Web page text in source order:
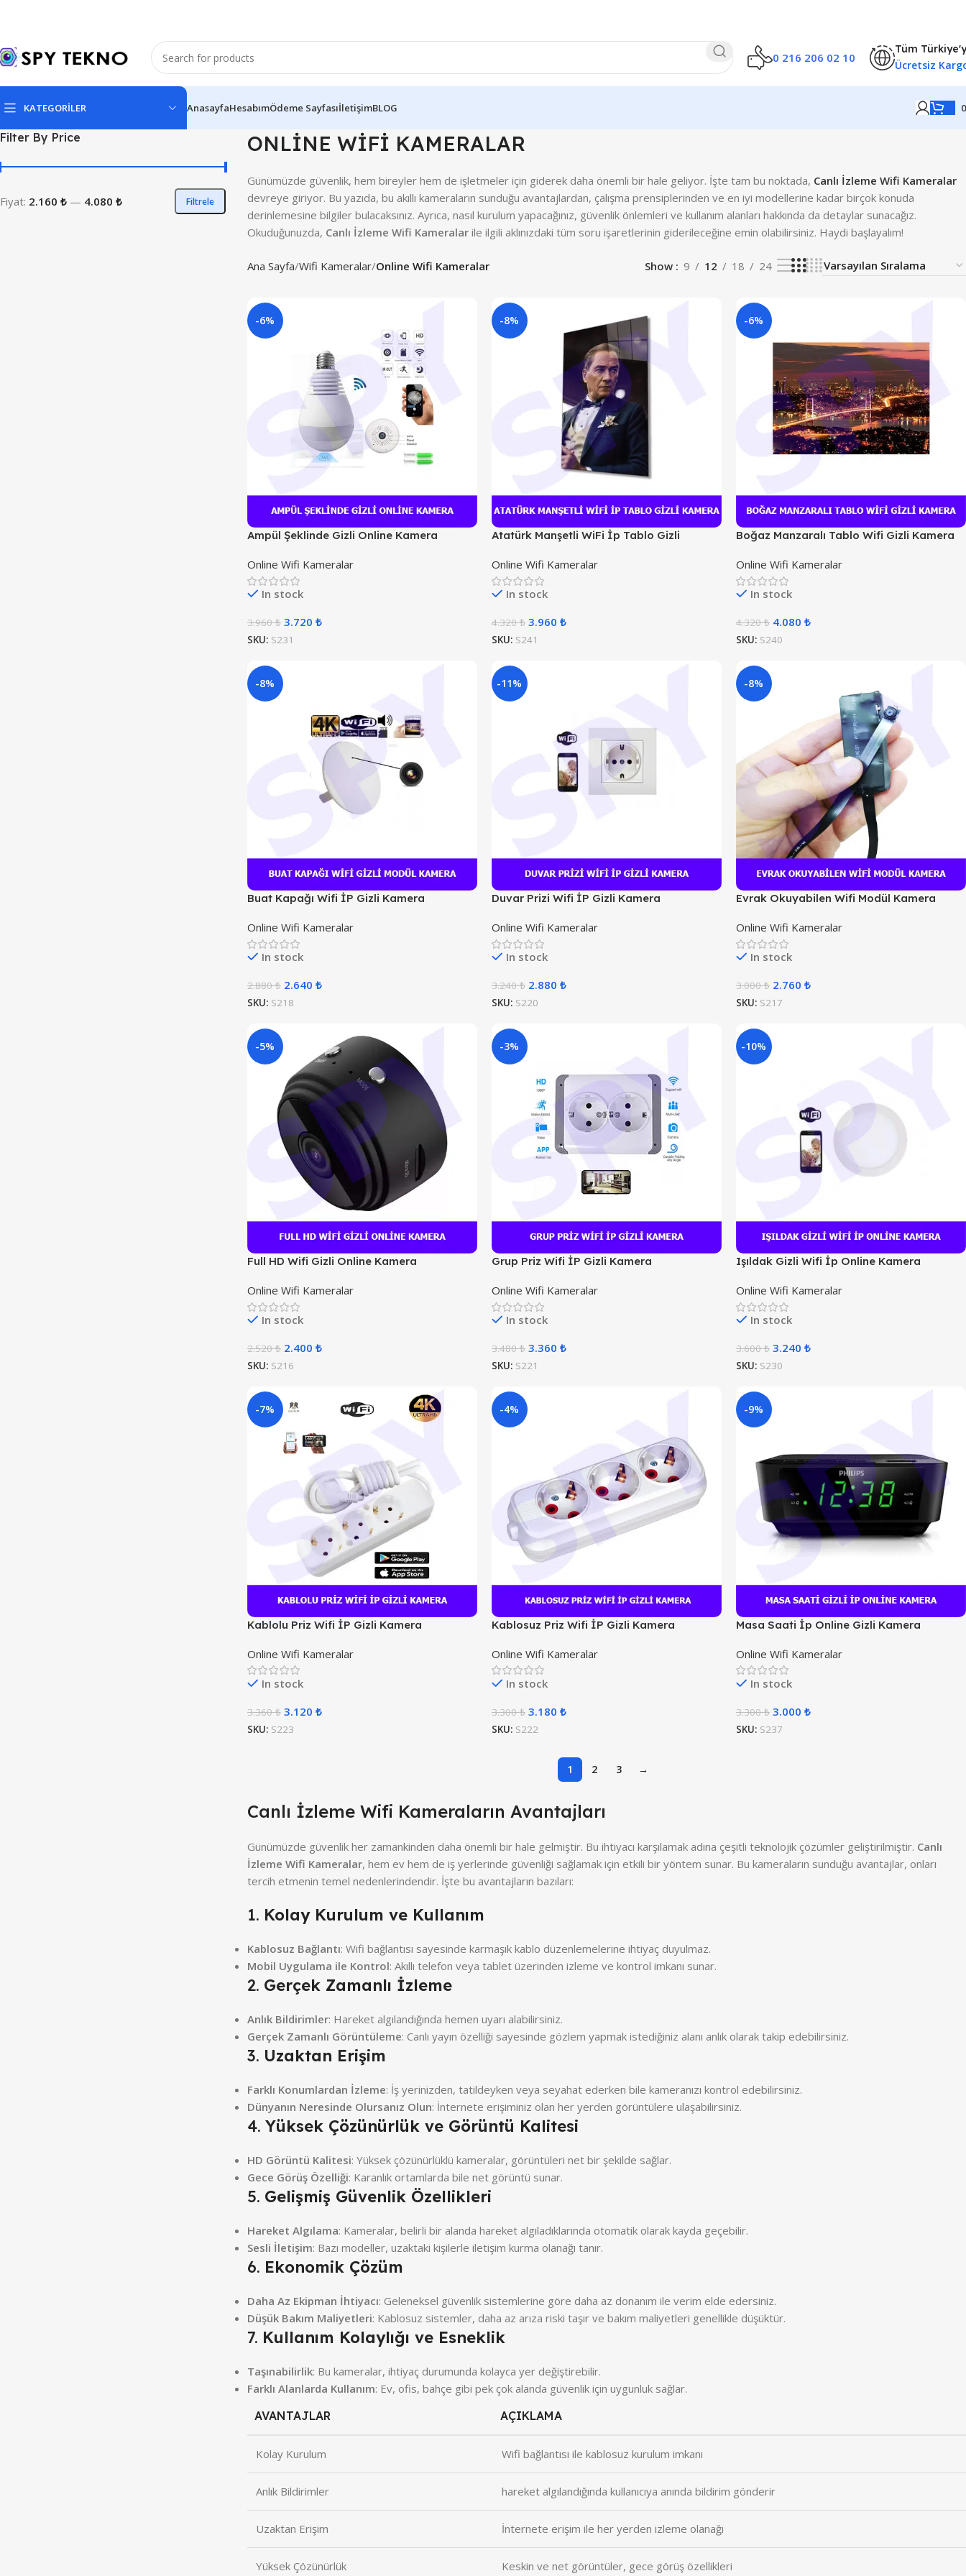
0 216 206 02 10
Tüm
Ücretsiz
KATEGORİLER AnasayfaHesabımÖdeme SayfasıİletişimBLOG
Filter By Price
Filtrele
Fiyat: 2.160 ₺ — 4.080 ₺
ONLİNE WİFİ KAMERALAR
Günümüzde güvenlik, hem bireyler hem de işletmeler için giderek daha önemli bir hale geliyor. İşte tam bu noktada, Canlı İzleme Wifi Kameralar
devreye giriyor. Bu yazıda, bu akıllı kameraların sunduğu avantajlardan, çalışma prensiplerinden ve en iyi modellerine kadar birçok konuda
derinlemesine bilgiler bulacaksınız. Ayrıca, nasıl kurulum yapacağınız, güvenlik önlemleri ve kullanım alanları hakkında da detaylar sunacağız.
Okuduğunuzda, Canlı İzleme Wifi Kameralarile ilgili aklınızdaki tüm soru işaretlerinin giderileceğine emin olabilirsiniz. Haydi başlayalım!
Ana Sayfa Wifi Kameralar Online Wifi Kameralar Show 9 12 18 24
-6%
Ampül Şeklinde Gizli Online Kamera
Online Wifi Kameralar
In stock
3.960₺ 3.720 ₺
SKU: S231
-8%
Atatürk Manşetli WiFi İp Tablo Gizli
Online Wifi Kameralar
In stock
4.320₺ 3.960 ₺
SKU: S241
-6%
Boğaz Manzaralı Tablo Wifi Gizli Kamera
Online Wifi Kameralar
In stock
4.320₺ 4.080 ₺
SKU: S240
-8%
Buat Kapağı Wifi İP Gizli Kamera
Online Wifi Kameralar
In stock
2.880₺ 2.640 ₺
SKU: S218
-11%
Duvar Prizi Wifi İP Gizli Kamera
Online Wifi Kameralar
In stock
3.240₺ 2.880 ₺
SKU: S220
-8%
Evrak Okuyabilen Wifi Modül Kamera
Online Wifi Kameralar
In stock
3.000₺ 2.760 ₺
SKU: S217
-5%
Full HD Wifi Gizli Online Kamera
Online Wifi Kameralar
In stock
2.520₺ 2.400 ₺
SKU: S216
-3%
Grup Priz Wifi İP Gizli Kamera
Online Wifi Kameralar
In stock
3.480₺ 3.360 ₺
SKU: S221
-10%
Işıldak Gizli Wifi İp Online Kamera
Online Wifi Kameralar
In stock
3.600₺ 3.240 ₺
SKU: S230
-7%
Kablolu Priz Wifi İP Gizli Kamera
Online Wifi Kameralar
In stock
3.360₺ 3.120 ₺
SKU: S223
-4%
Kablosuz Priz Wifi İP Gizli Kamera
Online Wifi Kameralar
In stock
3.300₺ 3.180 ₺
SKU: S222
-9%
Masa Saati İp Online Gizli Kamera
Online Wifi Kameralar
In stock
3.300₺ 3.000 ₺
SKU: S237
1 2 3 →
Canlı İzleme Wifi Kameraların Avantajları
Günümüzde güvenlik her zamankinden daha önemli bir hale gelmiştir. Bu ihtiyacı karşılamak adına çeşitli teknolojik çözümler geliştirilmiştir. Canlı
İzleme Wifi Kameralar, hem ev hem de iş yerlerinde güvenliği sağlamak için etkili bir yöntem sunar. Bu kameraların sunduğu avantajlar, onları
tercih etmenin temel nedenlerindendir. İşte bu avantajların bazıları:
1. Kolay Kurulum ve Kullanım
Kablosuz Bağlantı: Wifi bağlantısı sayesinde karmaşık kablo düzenlemelerine ihtiyaç duyulmaz.
Mobil Uygulama ile Kontrol: Akıllı telefon veya tablet üzerinden izleme ve kontrol imkanı sunar.
2. Gerçek Zamanlı İzleme
Anlık Bildirimler: Hareket algılandığında hemen uyarı alabilirsiniz.
Gerçek Zamanlı Görüntüleme: Canlı yayın özelliği sayesinde gözlem yapmak istediğiniz alanı anlık olarak takip edebilirsiniz.
3. Uzaktan Erişim
Farklı Konumlardan İzleme: İş yerinizden, tatildeyken veya seyahat ederken bile kameranızı kontrol edebilirsiniz.
Dünyanın Neresinde Olursanız Olun: İnternete erişiminiz olan her yerden görüntülere ulaşabilirsiniz.
4. Yüksek Çözünürlük ve Görüntü Kalitesi
HD Görüntü Kalitesi: Yüksek çözünürlüklü kameralar, görüntüleri net bir şekilde sağlar.
Gece Görüş Özelliği: Karanlık ortamlarda bile net görüntü sunar.
5. Gelişmiş Güvenlik Özellikleri
Hareket Algılama: Kameralar, belirli bir alanda hareket algıladıklarında otomatik olarak kayda geçebilir.
Sesli İletişim: Bazı modeller, uzaktaki kişilerle iletişim kurma olanağı tanır.
6. Ekonomik Çözüm
Daha Az Ekipman İhtiyacı: Geleneksel güvenlik sistemlerine göre daha az donanım ile verim elde edersiniz.
Düşük Bakım Maliyetleri: Kablosuz sistemler, daha az arıza riski taşır ve bakım maliyetleri genellikle düşüktür.
7. Kullanım Kolaylığı ve Esneklik
Taşınabilirlik: Bu kameralar, ihtiyaç durumunda kolayca yer değiştirebilir.
Farklı Alanlarda Kullanım: Ev, ofis, bahçe gibi pek çok alanda güvenlik için uygunluk sağlar.
AVANTAJLAR
AÇIKLAMA
Kolay Kurulum Wifi bağlantısı ile kablosuz kurulum imkanı
Anlık Bildirimler hareket algılandığında kullanıcıya anında bildirim gönderir
Uzaktan Erişim İnternete erişim ile her yerden izleme olanağı
Yüksek Çözünürlük Keskin ve net görüntüler, gece görüş özellikleri